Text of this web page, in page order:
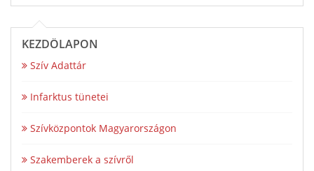
KEZDŐLAPON
Szív Adattár
Infarktus tünetei
Szívközpontok Magyarországon
Szakemberek a szívről